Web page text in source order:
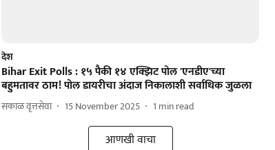
देश
Bihar Exit Polls : १५ पैकी १४ एक्झिट पोल 'एनडीए'च्या
बहुमतावर ठाम! पोल डायरीचा अंदाज निकालाशी सर्वाधिक जुळला
सकाळ वृत्तसेवा 15 November 2025 1 min read
आणखी वाचा